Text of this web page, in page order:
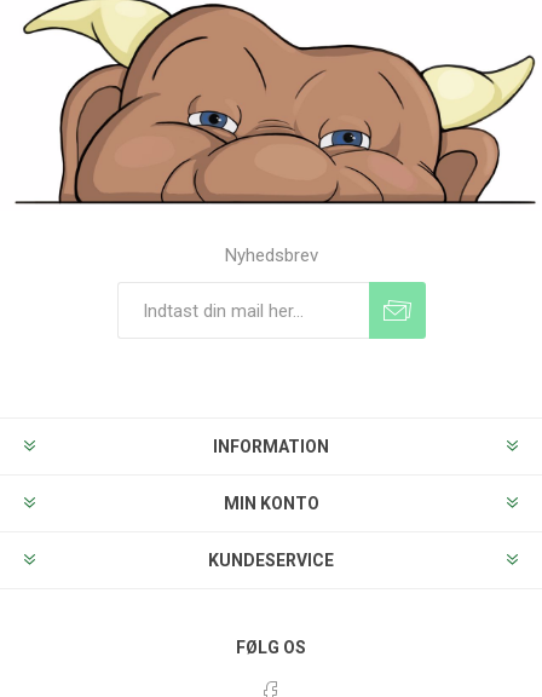
Nyhedsbrev
INFORMATION
MIN KONTO
KUNDESERVICE
FØLG OS